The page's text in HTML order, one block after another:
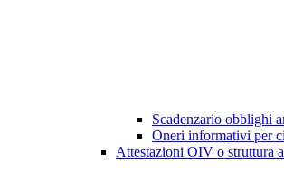
Scadenzario obblighi
Oneri informativi per
Attestazioni OIV o struttura